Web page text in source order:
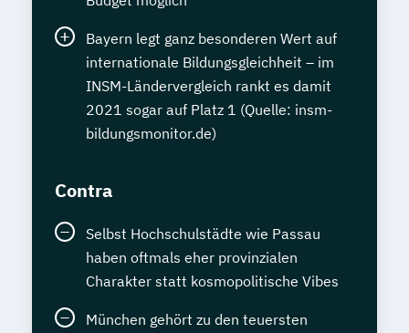
Bayern legt ganz besonderen Wert auf
internationale Bildungsgleichheit – im
INSM-Ländervergleich rankt es damit
2021 sogar auf Platz 1 (Quelle: insm-
bildungsmonitor.de)
Contra
Selbst Hochschulstädte wie Passau
haben oftmals eher provinzialen
Charakter statt kosmopolitische Vibes
München gehört zu den teuersten